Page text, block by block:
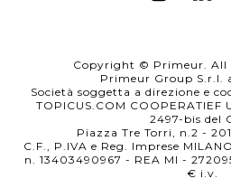
Copyright © Primeur. All
Primeur Group S.r.l.
Società soggetta a direzione e
TOPICUS.COM COOPERATIEF
2497-bis del
Piazza Tre Torri, n.2 -
C.F., P.IVA e Reg. Imprese
n. 13403490967 - REA MI -
i.v.